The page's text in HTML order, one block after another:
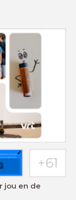
jou en de